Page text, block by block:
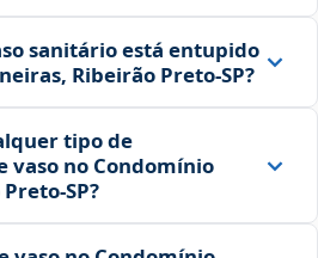
sanitário está entupido
Ribeirão Preto‑SP?
tipo de
vaso no Condomínio